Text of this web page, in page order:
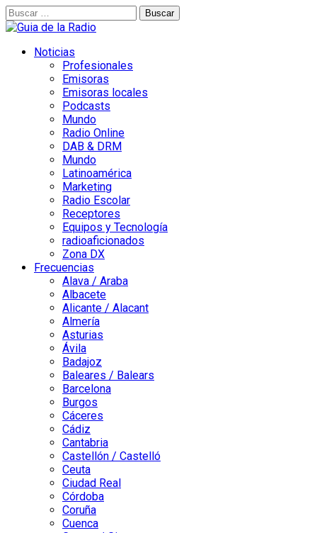
Buscar:
Noticias
Profesionales
Emisoras
Emisoras locales
Podcasts
Mundo
Radio Online
DAB & DRM
Mundo
Latinoamérica
Marketing
Radio Escolar
Receptores
Equipos y Tecnología
radioaficionados
Zona DX
Frecuencias
Alava / Araba
Albacete
Alicante / Alacant
Almería
Asturias
Ávila
Badajoz
Baleares / Balears
Barcelona
Burgos
Cáceres
Cádiz
Cantabria
Castellón / Castelló
Ceuta
Ciudad Real
Córdoba
Coruña
Cuenca